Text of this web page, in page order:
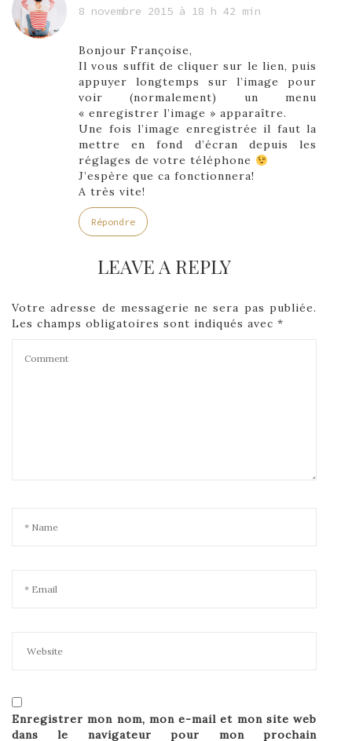
8 novembre 2015 à 18 h 42 min
Bonjour Françoise,
Il vous suffit de cliquer sur le lien, puis
appuyer longtemps sur l’image pour
voir (normalement) un menu
« enregistrer l’image » apparaître.
Une fois l’image enregistrée il faut la
mettre en fond d’écran depuis les
réglages de votre téléphone
J’espère que ca fonctionnera!
A très vite!
Répondre
LEAVE A REPLY
Votre adresse de messagerie ne sera pas publiée.
Les champs obligatoires sont indiqués avec *
Enregistrer mon nom, mon e-mail et mon site web
dans le navigateur pour mon prochain